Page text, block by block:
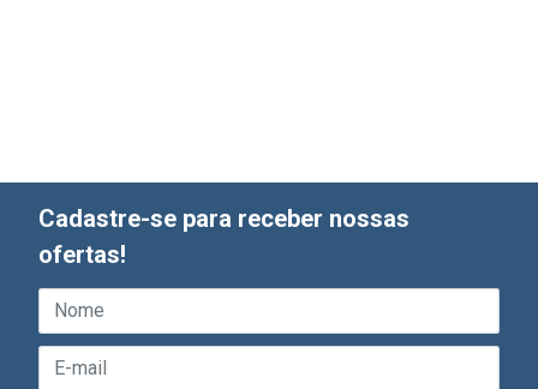
Cadastre-se para receber nossas
ofertas!